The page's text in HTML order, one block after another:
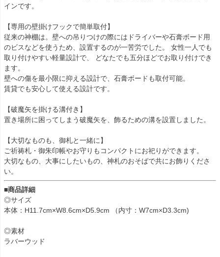
インです。
【専用の壁掛けフックで簡単取付】
従来の神棚は。壁への吊りつけの際にはドライバーや石膏ボード用
のビスなどを使うため、設置するのが一苦労でした。 女性一人でも
取り付けやすい軽量設計で、 どなたでも五分ほどでお取り付けでき
ます。
壁への傷を最小限に抑える設計で、石膏ボードも取付可能。
賃貸でも安心して使える設計です。
【破魔矢を掛ける溝付き】
置き場所に困ってしまう破魔矢を、飾るための溝を設置しました。
【大切なものも、御札と一緒に】
ご祈祷札・御朱印帳やお守りもコンパクトにお祀りができます。
大切なもの、大事にしたいもの、神札のおそばで共にお飾りくださ
い。
■商品詳細
◎サイズ
本体：H11.7cm×W8.6cm×D5.9cm （内寸：W7cm×D3.3cm)
◎素材
ラバーウッド